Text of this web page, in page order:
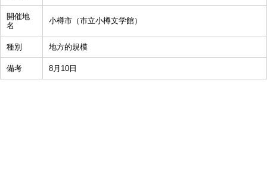
開催地
名
小樽市（市立小樽文学館）
種別 地方的規模
備考 8月10日